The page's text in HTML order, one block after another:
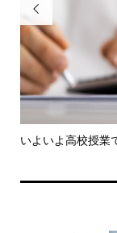

いよいよ高校授